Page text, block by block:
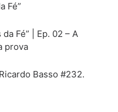
Fé”
Fé” | Ep. 02 – A
prova
Basso #232.